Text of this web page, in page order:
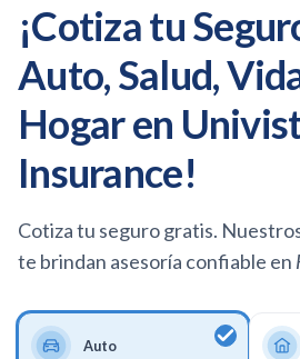
¡Cotiza tu
Auto, Salud,
Hogar en
Insurance!
Cotiza tu seguro gratis.
te brindan asesoría confiable en
Auto